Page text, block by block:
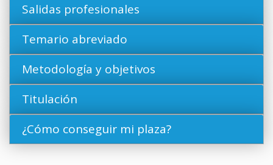
Salidas profesionales
Temario abreviado
Metodología y objetivos
Titulación
¿Cómo conseguir mi plaza?